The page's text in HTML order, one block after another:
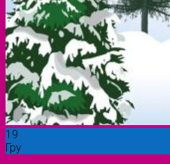
19
Гру